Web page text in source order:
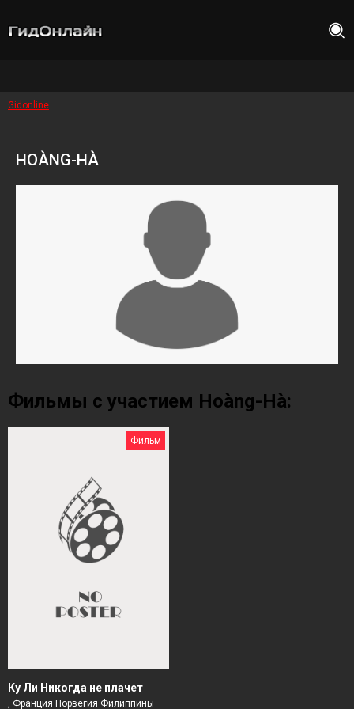
Gidonline
HOÀNG-HÀ
Фильмы с участием Hoàng-Hà:
Фильм
Ку Ли Никогда не плачет
, Франция Норвегия Филиппины